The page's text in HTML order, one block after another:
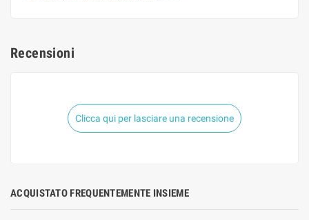
Recensioni
Clicca qui per lasciare una recensione
ACQUISTATO FREQUENTEMENTE INSIEME